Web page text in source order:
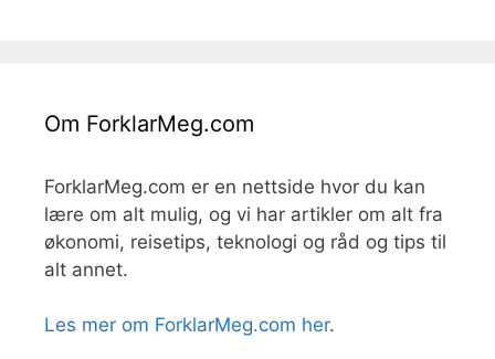
Om ForklarMeg.com
ForklarMeg.com er en nettside hvor du kan
lære om alt mulig, og vi har artikler om alt fra
økonomi, reisetips, teknologi og råd og tips til
alt annet.
Les mer om ForklarMeg.com her.